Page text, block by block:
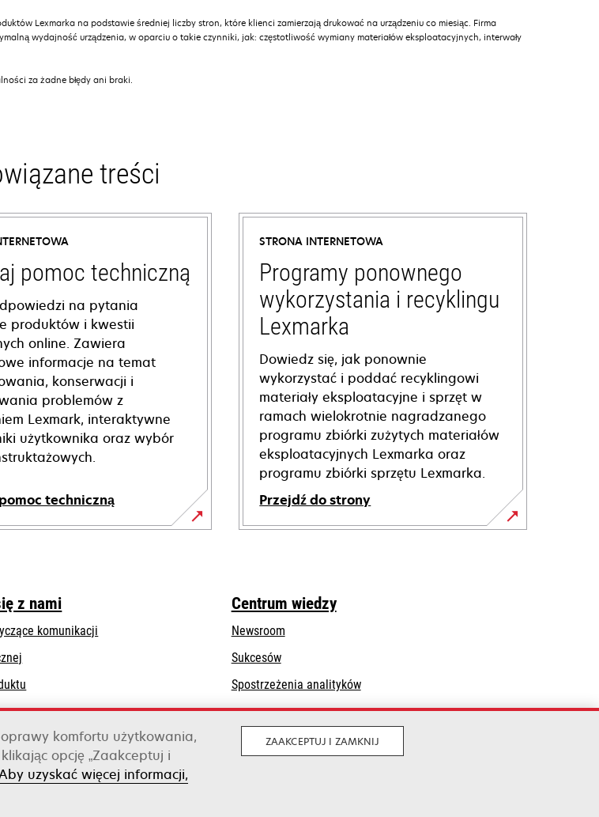
Lexmarka na podstawie średniej liczby stron, które klienci zamierzają drukować na urządzeniu co miesiąc. Firma
wydajność urządzenia, w oparciu o takie czynniki, jak: częstotliwość wymiany materiałów eksploatacyjnych, interwały
za żadne błędy ani braki.
treści
pomoc techniczną
na pytania
produktów i kwestii
online. Zawiera
informacje na temat
konserwacji i
problemów z
Lexmark, interaktywne
użytkownika oraz wybór
techniczną
STRONA INTERNETOWA
Programy ponownego
wykorzystania i recyklingu
Lexmarka
Dowiedz się, jak ponownie
wykorzystać i poddać recyklingowi
materiały eksploatacyjne i sprzęt w
ramach wielokrotnie nagradzanego
programu zbiórki zużytych materiałów
eksploatacyjnych Lexmarka oraz
programu zbiórki sprzętu Lexmarka.
Przejdź do strony
z nami
komunikacji
a
new
tab
Centrum wiedzy
Newsroom
Sukcesów
Spostrzeżenia analityków
komfortu użytkowania,
opcję „Zaakceptuj i
uzyskać więcej informacji,
ZAAKCEPTUJ I ZAMKNIJ